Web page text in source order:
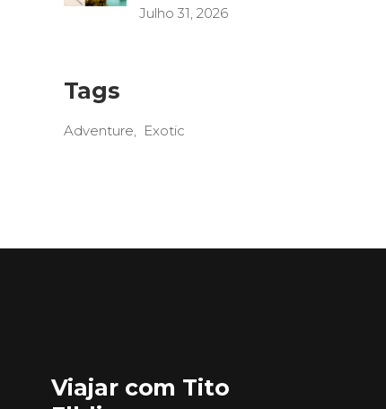
Julho 31, 2026
Tags
Adventure Exotic
Viajar com Tito